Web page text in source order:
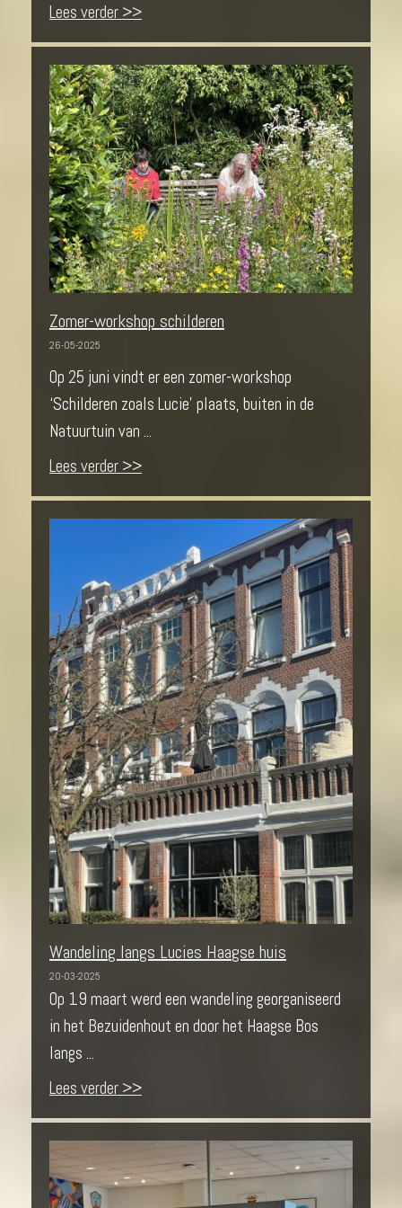
Lees verder >>
Zomer-workshop schilderen
26-05-2025
Op 25 juni vindt er een zomer-workshop
‘Schilderen zoals Lucie’ plaats, buiten in de
Natuurtuin van ...
Lees verder >>
Wandeling langs Lucies Haagse huis
20-03-2025
Op 19 maart werd een wandeling georganiseerd
in het Bezuidenhout en door het Haagse Bos
langs ...
Lees verder >>